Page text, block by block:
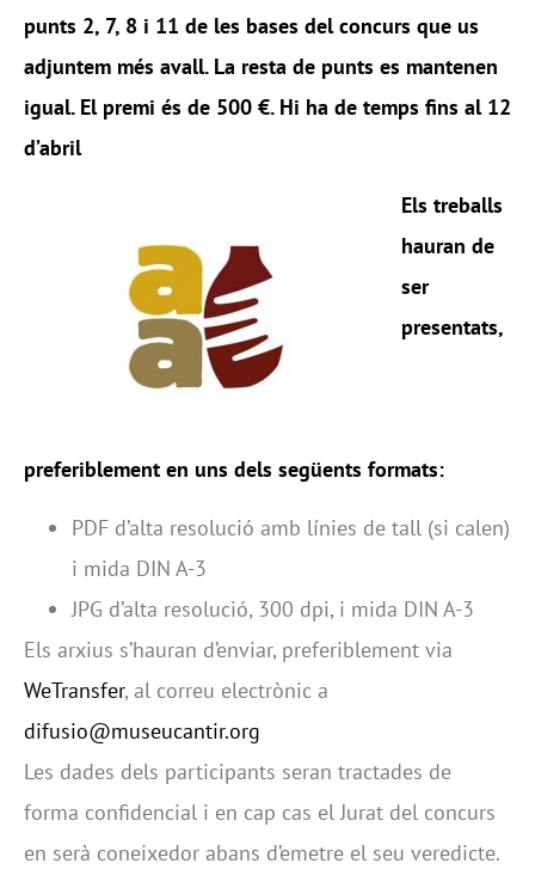
punts 2, 7, 8 i 11 de les bases del concurs que us
adjuntem més avall. La resta de punts es mantenen
igual. El premi és de 500 €. Hi ha de temps fins al 12
d’abril
Els treballs
hauran de
ser
presentats,
preferiblement en uns dels següents formats:
PDF d’alta resolució amb línies de tall (si calen)
i mida DIN A-3
JPG d’alta resolució, 300 dpi, i mida DIN A-3
Els arxius s’hauran d’enviar, preferiblement via
WeTransfer, al correu electrònic a
difusio@museucantir.org
Les dades dels participants seran tractades de
forma confidencial i en cap cas el Jurat del concurs
en serà coneixedor abans d’emetre el seu veredicte.